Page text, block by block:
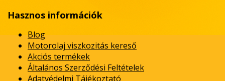
Hasznos információk
Blog
Motorolaj viszkozitás kereső
Akciós termékek
Általános Szerződési Feltételek
Adatvédelmi Tájékoztató